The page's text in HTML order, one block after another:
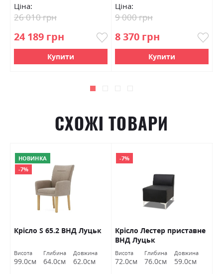
Ціна:
24 189 грн
26 010 грн
Купити
Ціна:
8 370 грн
9 000 грн
Купити
СХОЖІ ТОВАРИ
НОВИНКА
-7%
Крісло S 65.2 ВНД Луцьк
Висота
99.0см
Глибина
64.0см
Довжина
62.0см
-7%
Крісло Лестер приставне
ВНД Луцьк
Висота
72.0см
Глибина
76.0см
Довжина
59.0см